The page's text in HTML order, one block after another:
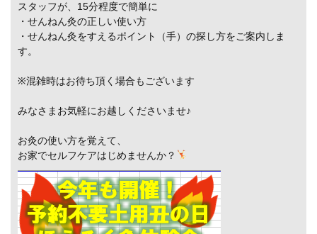
スタッフが、15分程度で簡単に
・せんねん灸の正しい使い方
・せんねん灸をすえるポイント（手）の探し方をご案内しま
す。
※混雑時はお待ち頂く場合もございます
みなさまお気軽にお越しくださいませ♪
お灸の使い方を覚えて、
お家でセルフケアはじめませんか？